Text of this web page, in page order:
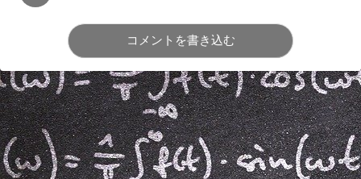
コメントを書き込む